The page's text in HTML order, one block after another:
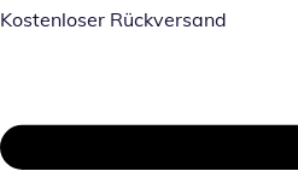
Kostenloser Rückversand